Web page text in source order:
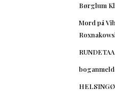
Børglum
Mord på